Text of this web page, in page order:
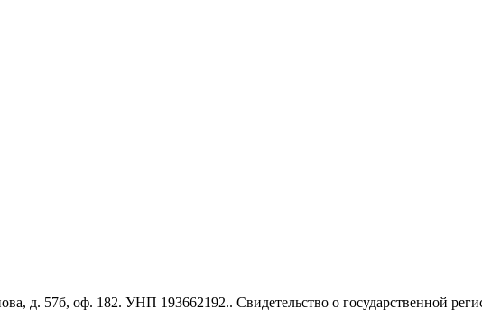
д. 57б, оф. 182. УНП 193662192.. Свидетельство о государственной